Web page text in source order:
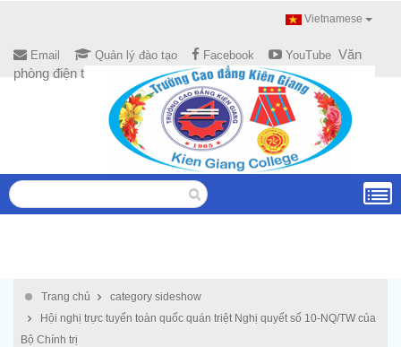
Vietnamese
Email Quản lý đào tạo Facebook YouTube Văn
phòng điện tử
Trang chủ
category sideshow
Hội nghị trực tuyến toàn quốc quán triệt Nghị quyết số 10-NQ/TW của
Bộ Chính trị